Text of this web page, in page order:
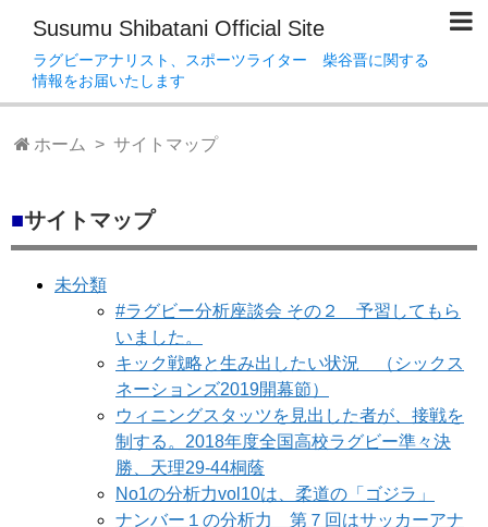
Susumu Shibatani Official Site
ラグビーアナリスト、スポーツライター 柴谷晋に関する
情報をお届いたします
ホーム > サイトマップ
■サイトマップ
未分類
#ラグビー分析座談会 その２ 予習してもら
いました。
キック戦略と生み出したい状況 （シックス
ネーションズ2019開幕節）
ウィニングスタッツを見出した者が、接戦を
制する。2018年度全国高校ラグビー準々決
勝、天理29-44桐蔭
No1の分析力vol10は、柔道の「ゴジラ」
ナンバー１の分析力 第７回はサッカーアナ